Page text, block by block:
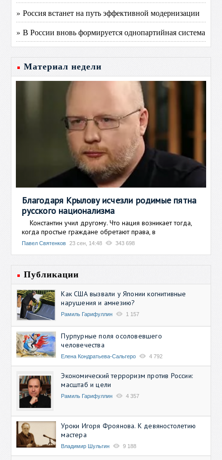
» Россия встанет на путь эффективной модернизации
» В России вновь формируется однопартийная система
Материал недели
Благодаря Крылову исчезли родимые пятна
русского национализма
Константин учил другому. Что нация возникает тогда,
когда простые граждане обретают права, в
Павел Святенков 23 сен, 14:48 343 698
Публикации
Как США вызвали у Японии когнитивные
нарушения и амнезию?
Рамиль Гарифуллин 1 157
Пурпурные поля осоловевшего
человечества
Елена Кондратьева-Сальгеро 4 792
Экономический терроризм против России:
масштаб и цели
Рамиль Гарифуллин 4 357
Уроки Игоря Фроянова. К девяностолетию
мастера
Владимир Шульгин 9 188